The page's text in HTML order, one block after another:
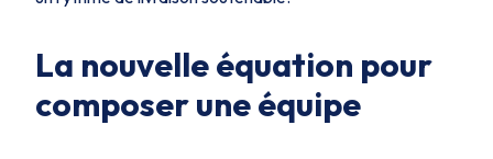
La nouvelle équation pour
composer une équipe